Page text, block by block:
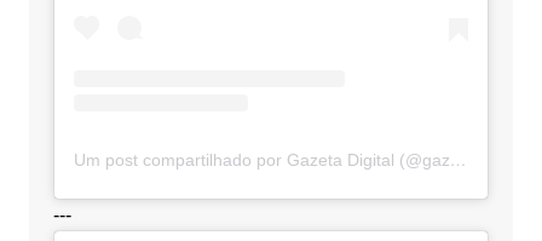
Um post compartilhado por Gazeta Digital (@gazetadigital)
---